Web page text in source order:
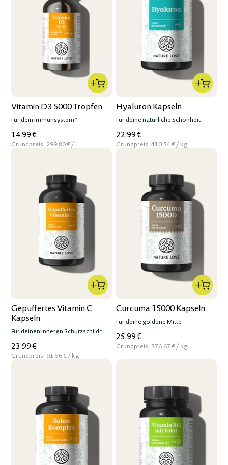
Vitamin D3 5000 Tropfen
Für dein Immunsystem*
14.99 €
Grundpreis: 299.80 €/per
l
Hyaluron Kapseln
Für deine natürliche Schönheit
22.99 €
Grundpreis: 410.54 €/per
kg
Gepuffertes Vitamin C
Kapseln
Für deinen inneren Schutzschild*
23.99 €
Grundpreis: 91.56 €/per
kg
Curcuma 15000 Kapseln
Für deine goldene Mitte
25.99 €
Grundpreis: 376.67 €/per
kg